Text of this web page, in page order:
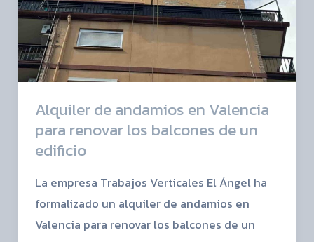
Alquiler de andamios en Valencia
para renovar los balcones de un
edificio
La empresa Trabajos Verticales El Ángel ha
formalizado un alquiler de andamios en
Valencia para renovar los balcones de un
renovar
los
balcones
de
edificio